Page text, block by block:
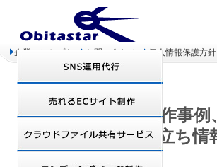
企業コンセプト お問い合わせ 個人情報保護方針
オビタスター 制作事例
得情報、お役立ち情